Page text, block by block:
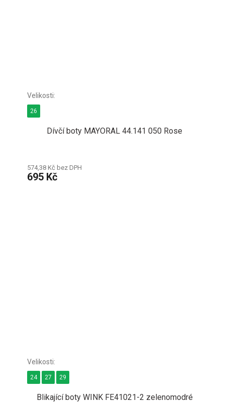
Dívčí boty MAYORAL 44.141 050 Rose
574,38 Kč bez DPH
695 Kč
26
Blikající boty WINK FE41021-2 zelenomodré
24 27 29